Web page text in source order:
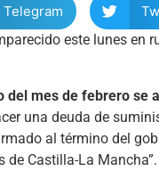
Telegram
este lunes en
del mes de febrero se
una deuda de
al término del
Castilla-La